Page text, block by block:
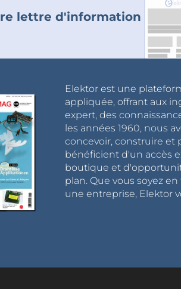
lettre d'information
Elektor est une
appliquée, offrant aux
expert, des
les années 1960, nous
concevoir, construire et
bénéficient d'un accès
boutique et
plan. Que vous soyez
une entreprise, Elektor